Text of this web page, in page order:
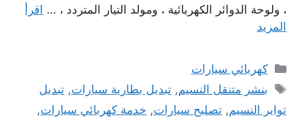
، ولوحة الدوائر الكهربائية ، ومولد التيار المتردد ، … اقرأ
المزيد
التصنيفات
كهربائي سيارات
الوسوم
بنشر متنقل النسيم,تبديل بطارية سيارات,تبديل
تواير النسيم, تصليح سيارات, خدمة كهربائي سيارات,